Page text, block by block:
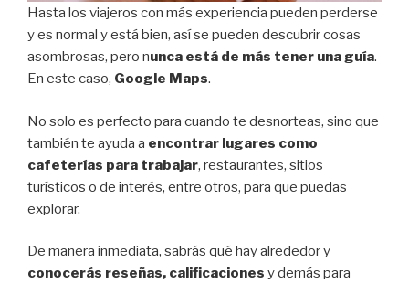
Hasta los viajeros con más experiencia pueden perderse
y es normal y está bien, así se pueden descubrir cosas
asombrosas, pero nunca está de más tener una guía.
En este caso, Google Maps.
No solo es perfecto para cuando te desnorteas, sino que
también te ayuda a encontrar lugares como
cafeterías para trabajar, restaurantes, sitios
turísticos o de interés, entre otros, para que puedas
explorar.
De manera inmediata, sabrás qué hay alrededor y
conocerás reseñas, calificaciones y demás para